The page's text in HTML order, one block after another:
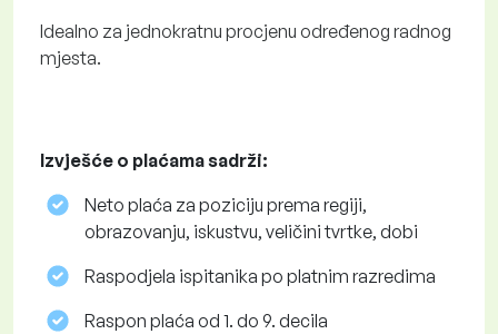
Idealno za jednokratnu procjenu određenog radnog
mjesta.
Izvješće o plaćama sadrži:
Neto plaća za poziciju prema regiji,
obrazovanju, iskustvu, veličini tvrtke, dobi
Raspodjela ispitanika po platnim razredima
Raspon plaća od 1. do 9. decila